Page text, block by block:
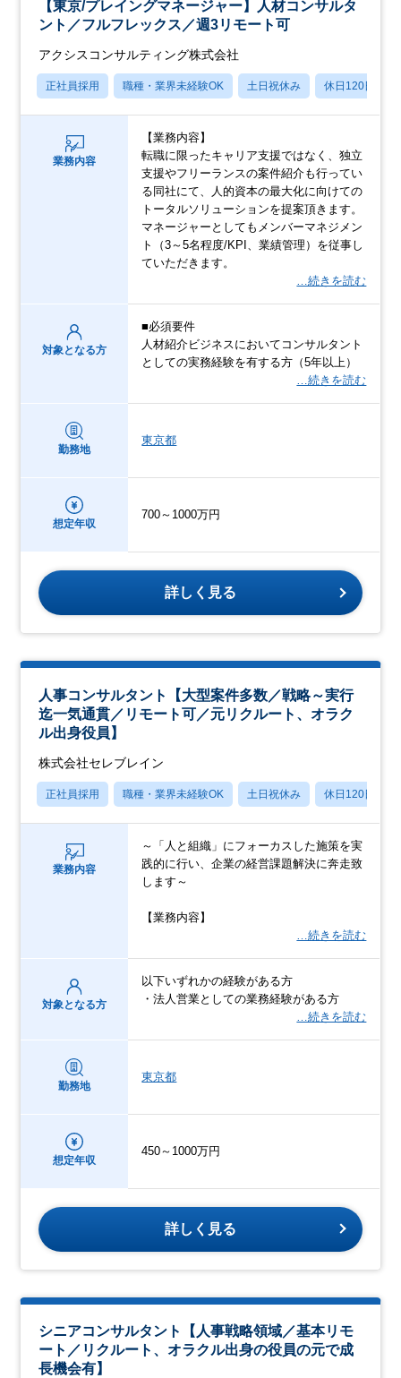
【東京/プレイングマネージャー】人材コンサルタ
ント／フルフレックス／週3リモート可
アクシスコンサルティング株式会社
正社員採用 職種・業界未経験OK 土日祝休み 休日120日以上
業務内容
【業務内容】
転職に限ったキャリア支援ではなく、独立
支援やフリーランスの案件紹介も行ってい
る同社にて、人的資本の最大化に向けての
トータルソリューションを提案頂きます。
マネージャーとしてもメンバーマネジメン
ト（3～5名程度/KPI、業績管理）を従事し
ていただきます。
…続きを読む
対象となる方
■必須要件
人材紹介ビジネスにおいてコンサルタント
としての実務経験を有する方（5年以上）
…続きを読む
勤務地
東京都
想定年収
700～1000万円
詳しく見る
人事コンサルタント【大型案件多数／戦略～実行
迄一気通貫／リモート可／元リクルート、オラク
ル出身役員】
株式会社セレブレイン
正社員採用 職種・業界未経験OK 土日祝休み 休日120日以上
業務内容
～「人と組織」にフォーカスした施策を実
践的に行い、企業の経営課題解決に奔走致
します～
【業務内容】
…続きを読む
対象となる方
以下いずれかの経験がある⽅
・法⼈営業としての業務経験がある⽅
…続きを読む
勤務地
東京都
想定年収
450～1000万円
詳しく見る
シニアコンサルタント【人事戦略領域／基本リモ
ート／リクルート、オラクル出身の役員の元で成
長機会有】